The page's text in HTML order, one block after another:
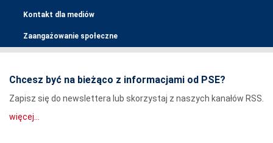
Kontakt dla mediów
Zaangażowanie społeczne
Chcesz być na bieżąco z informacjami od PSE?
Zapisz się do newslettera lub skorzystaj z naszych kanałów RSS.
więcej...